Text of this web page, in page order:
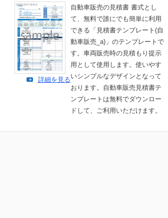
自動車販売の見積書 書式とし
て、無料で誰にでも簡単に利用
できる「見積書テンプレート(自
動車販売_a)」のテンプレートで
す。車両販売時の見積もり提示
用として使用します。使いやす
いシンプルなデザインとなって
おります。自動車販売見積書テ
ンプレートは無料でダウンロー
ドして、ご利用いただけます。
詳細を見る